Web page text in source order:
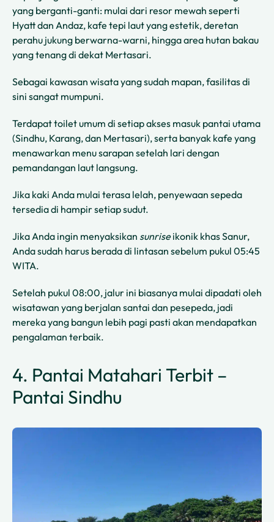
yang berganti-ganti: mulai dari resor mewah seperti
Hyatt dan Andaz, kafe tepi laut yang estetik, deretan
perahu jukung berwarna-warni, hingga area hutan bakau
yang tenang di dekat Mertasari.
Sebagai kawasan wisata yang sudah mapan, fasilitas di
sini sangat mumpuni.
Terdapat toilet umum di setiap akses masuk pantai utama
(Sindhu, Karang, dan Mertasari), serta banyak kafe yang
menawarkan menu sarapan setelah lari dengan
pemandangan laut langsung.
Jika kaki Anda mulai terasa lelah, penyewaan sepeda
tersedia di hampir setiap sudut.
Jika Anda ingin menyaksikan sunriseikonik khas Sanur,
Anda sudah harus berada di lintasan sebelum pukul 05:45
WITA.
Setelah pukul 08:00, jalur ini biasanya mulai dipadati oleh
wisatawan yang berjalan santai dan pesepeda, jadi
mereka yang bangun lebih pagi pasti akan mendapatkan
pengalaman terbaik.
4. Pantai Matahari Terbit –
Pantai Sindhu